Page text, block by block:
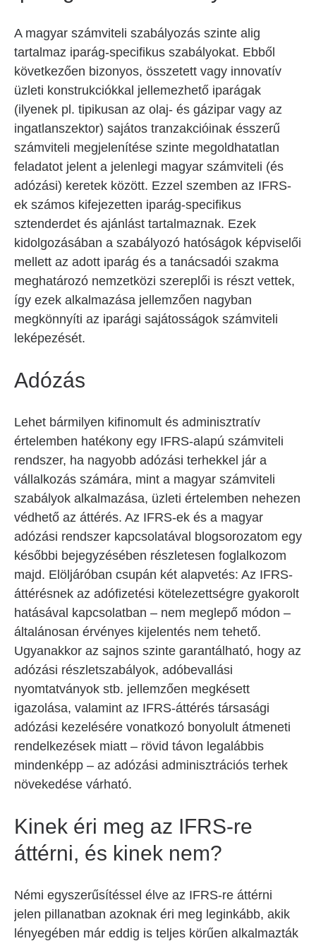
A magyar számviteli szabályozás szinte alig
tartalmaz iparág-specifikus szabályokat. Ebből
következően bizonyos, összetett vagy innovatív
üzleti konstrukciókkal jellemezhető iparágak
(ilyenek pl. tipikusan az olaj- és gázipar vagy az
ingatlanszektor) sajátos tranzakcióinak ésszerű
számviteli megjelenítése szinte megoldhatatlan
feladatot jelent a jelenlegi magyar számviteli (és
adózási) keretek között. Ezzel szemben az IFRS-
ek számos kifejezetten iparág-specifikus
sztenderdet és ajánlást tartalmaznak. Ezek
kidolgozásában a szabályozó hatóságok képviselői
mellett az adott iparág és a tanácsadói szakma
meghatározó nemzetközi szereplői is részt vettek,
így ezek alkalmazása jellemzően nagyban
megkönnyíti az iparági sajátosságok számviteli
leképezését.
Adózás
Lehet bármilyen kifinomult és adminisztratív
értelemben hatékony egy IFRS-alapú számviteli
rendszer, ha nagyobb adózási terhekkel jár a
vállalkozás számára, mint a magyar számviteli
szabályok alkalmazása, üzleti értelemben nehezen
védhető az áttérés. Az IFRS-ek és a magyar
adózási rendszer kapcsolatával blogsorozatom egy
későbbi bejegyzésében részletesen foglalkozom
majd. Elöljáróban csupán két alapvetés: Az IFRS-
áttérésnek az adófizetési kötelezettségre gyakorolt
hatásával kapcsolatban – nem meglepő módon –
általánosan érvényes kijelentés nem tehető.
Ugyanakkor az sajnos szinte garantálható, hogy az
adózási részletszabályok, adóbevallási
nyomtatványok stb. jellemzően megkésett
igazolása, valamint az IFRS-áttérés társasági
adózási kezelésére vonatkozó bonyolult átmeneti
rendelkezések miatt – rövid távon legalábbis
mindenképp – az adózási adminisztrációs terhek
növekedése várható.
Kinek éri meg az IFRS-re
áttérni, és kinek nem?
Némi egyszerűsítéssel élve az IFRS-re áttérni
jelen pillanatban azoknak éri meg leginkább, akik
lényegében már eddig is teljes körűen alkalmazták